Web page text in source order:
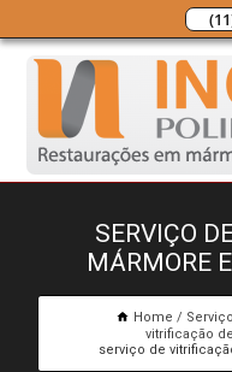
SERVIÇO
MÁRMORE
Home
vitrificação
serviço de